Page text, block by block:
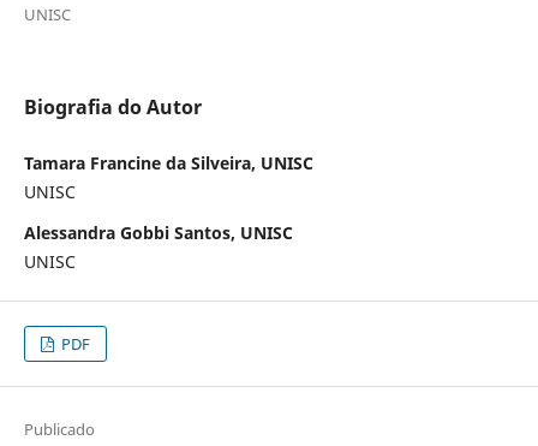
UNISC
Biografia do Autor
Tamara Francine da Silveira, UNISC
UNISC
Alessandra Gobbi Santos, UNISC
UNISC
PDF
Publicado